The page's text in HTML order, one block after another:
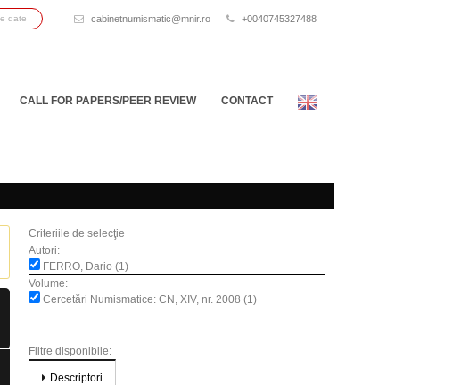
cabinetnumismatic@mnir.ro +0040745327488
CALL FOR PAPERS/PEER REVIEW CONTACT
Criteriile de selecţie
Autori:
FERRO, Dario (1)
Volume:
Cercetări Numismatice: CN, XIV, nr. 2008 (1)
Filtre disponibile:
Descriptori